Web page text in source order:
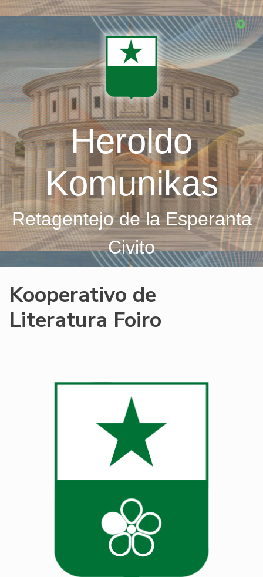
Skip
Heroldo
Komunikas
Retagentejo de la Esperanta
Civito
Kooperativo de
Literatura Foiro